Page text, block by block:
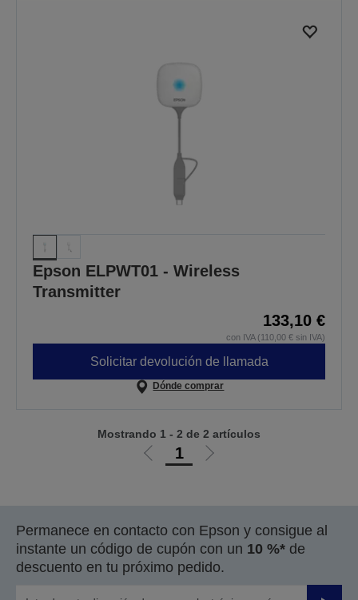
Epson ELPWT01 - Wireless
Transmitter
133,10 €
con IVA (110,00 € sin IVA)
Solicitar devolución de llamada
Dónde comprar
Ir
anterior
1
Ir
siguiente
Mostrando 1 - 2 de 2 artículos
Permanece en contacto con Epson y consigue al
instante un código de cupón con un 10 %* de
descuento en tu próximo pedido.